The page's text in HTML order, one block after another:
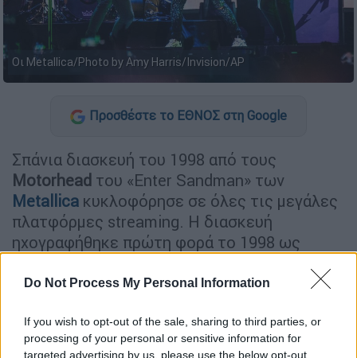
Do Not Process My Personal Information
If you wish to opt-out of the sale, sharing to third parties, or
processing of your personal or sensitive information for
targeted advertising by us, please use the below opt-out
Οι Metallica/Photo by Amy Harris/Invision/AP
Προσθέστε το ΕΘΝΟΣ στη Google
Σπάνια διασκευή του 1998 από τους
Motorhead του «Enter Sandman» των
Metallica κυκλοφόρησε σε όλες τις μεγάλες
πλατφόρμες streaming. Η διασκευή
ηχογραφήθηκε πρώτη φορά το 1998 ως
διοργάνωση επαγγελματικής πάλης ECW
Το τραγούδι ήταν διαθέσιμο μόνο σε CD -και